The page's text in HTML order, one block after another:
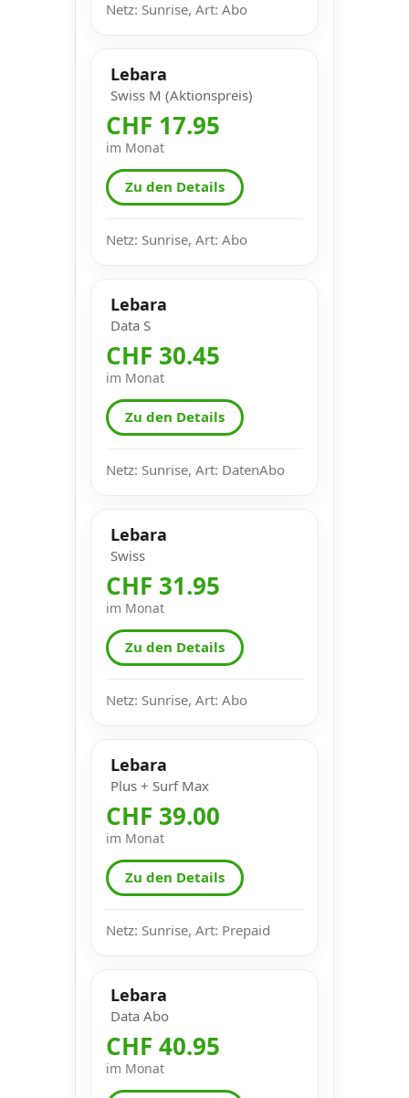
Netz: Sunrise, Art: Abo
Lebara
Swiss M (Aktionspreis)
CHF 17.95
im Monat
Zu den Details
Netz: Sunrise, Art: Abo
Lebara
Data S
CHF 30.45
im Monat
Zu den Details
Netz: Sunrise, Art: DatenAbo
Lebara
Swiss
CHF 31.95
im Monat
Zu den Details
Netz: Sunrise, Art: Abo
Lebara
Plus + Surf Max
CHF 39.00
im Monat
Zu den Details
Netz: Sunrise, Art: Prepaid
Lebara
Data Abo
CHF 40.95
im Monat